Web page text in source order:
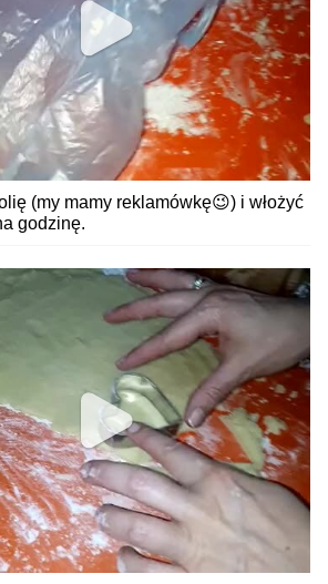
(my mamy reklamówkę😉) i włożyć
godzinę.